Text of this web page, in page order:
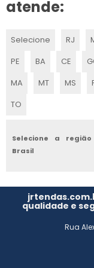
STAND PARA
MONTAR UM STAND
STANDS SP
EMPRESA DE
EMPRESAS DE
atende:
Selecione RJ
PE
BA CE
MA
MT MS
TO
Selecione a
Brasil
qualidade e
Rua